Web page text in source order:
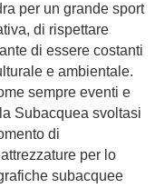
per un grande sport
di rispettare
di essere costanti
e ambientale.
sempre eventi e
Subacquea svoltasi
di
per lo
subacquee